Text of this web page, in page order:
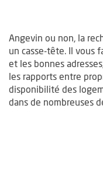
Angevin ou non, la
un casse-tête. Il vous
et les bonnes
les rapports entre
disponibilité des
dans de nombreuses